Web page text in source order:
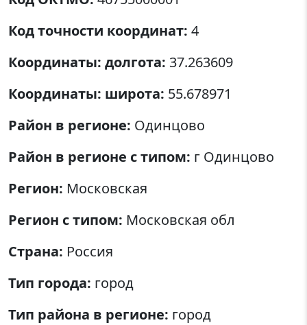
Код точности координат: 4
Координаты: долгота: 37.263609
Координаты: широта: 55.678971
Район в регионе: Одинцово
Район в регионе с типом: г Одинцово
Регион: Московская
Регион с типом: Московская обл
Страна: Россия
Тип города: город
Тип района в регионе: город